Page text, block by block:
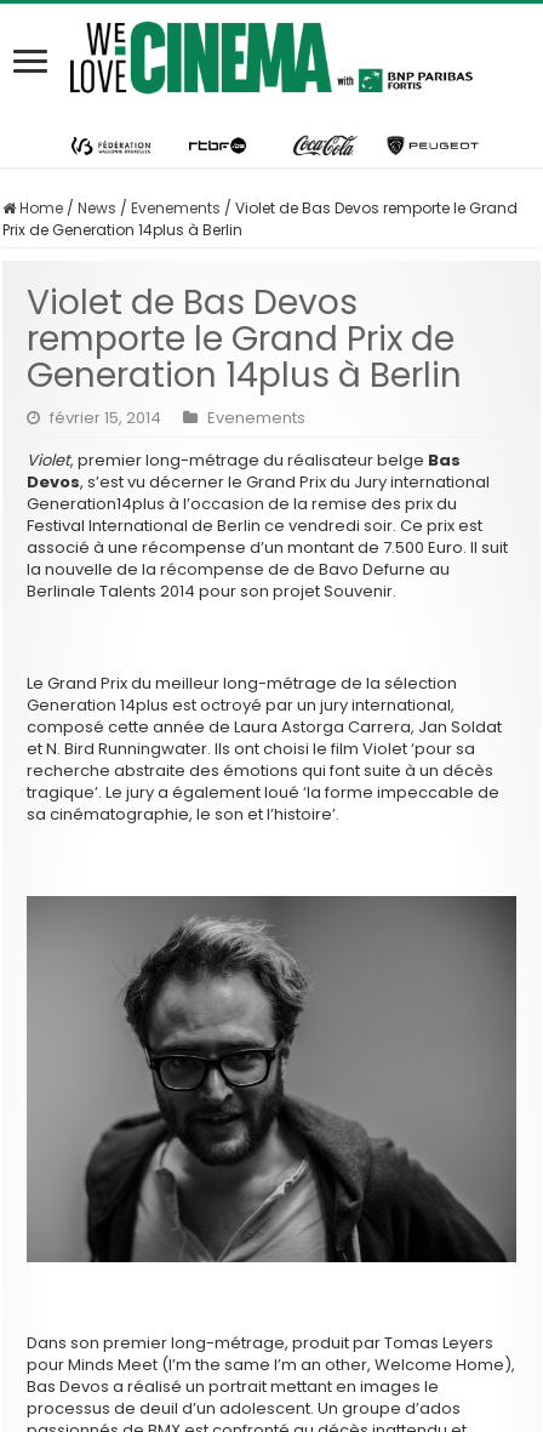
Home / News / Evenements / Violet de Bas Devos remporte le Grand
Prix de Generation 14plus à Berlin
Violet de Bas Devos
remporte le Grand Prix de
Generation 14plus à Berlin
février 15, 2014
Evenements
Violet, premier long-métrage du réalisateur belge Bas
Devos, s’est vu décerner le Grand Prix du Jury international
Generation14plus à l’occasion de la remise des prix du
Festival International de Berlin ce vendredi soir. Ce prix est
associé à une récompense d’un montant de 7.500 Euro. Il suit
la nouvelle de la récompense de de Bavo Defurne au
Berlinale Talents 2014 pour son projet Souvenir.
Le Grand Prix du meilleur long-métrage de la sélection
Generation 14plus est octroyé par un jury international,
composé cette année de Laura Astorga Carrera, Jan Soldat
et N. Bird Runningwater. Ils ont choisi le film Violet ‘pour sa
recherche abstraite des émotions qui font suite à un décès
tragique’. Le jury a également loué ‘la forme impeccable de
sa cinématographie, le son et l’histoire’.
Dans son premier long-métrage, produit par Tomas Leyers
pour Minds Meet (I’m the same I’m an other, Welcome Home),
Bas Devos a réalisé un portrait mettant en images le
processus de deuil d’un adolescent. Un groupe d’ados